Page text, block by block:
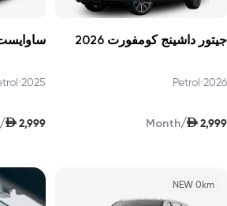
جيتور داشينج كومفورت 2026
2026
•
Petrol
AED 2,999
/
Month
ساوايست إس 07
2025
•
AED 2,999
/
NEW 0km